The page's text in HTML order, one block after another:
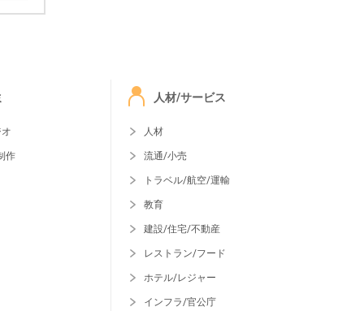
作
人材/サービス
人材
流通/小売
トラベル/航空/運輸
教育
建設/住宅/不動産
レストラン/フード
ホテル/レジャー
インフラ/官公庁